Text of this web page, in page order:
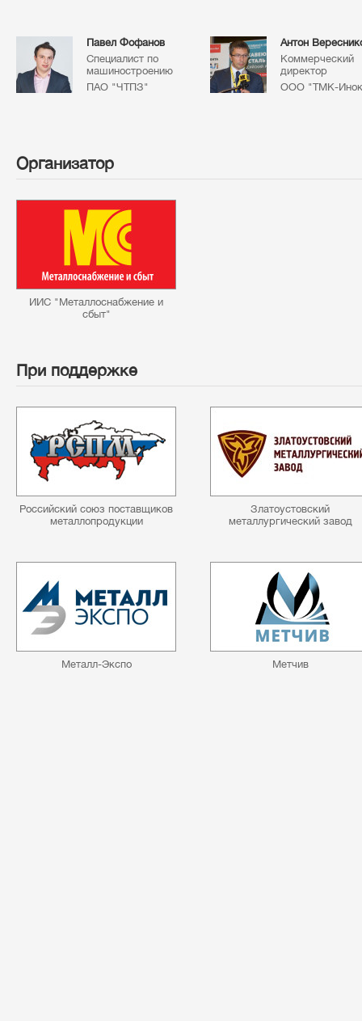
Павел Фофанов
Специалист по
машиностроению
ПАО "ЧТПЗ"
Антон
Коммерческий
директор
ООО "ТМК-
Организатор
ИИС "Металлоснабжение и
сбыт"
При поддержке
Российский союз поставщиков
металлопродукции
Златоустовский
металлургический завод
Металл-Экспо Метчив